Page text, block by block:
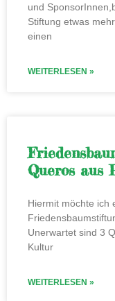
und
Stiftung etwas
einen
WEITERLESEN »
Queros aus
Hiermit möchte ich
Unerwartet sind 3
Kultur
WEITERLESEN »